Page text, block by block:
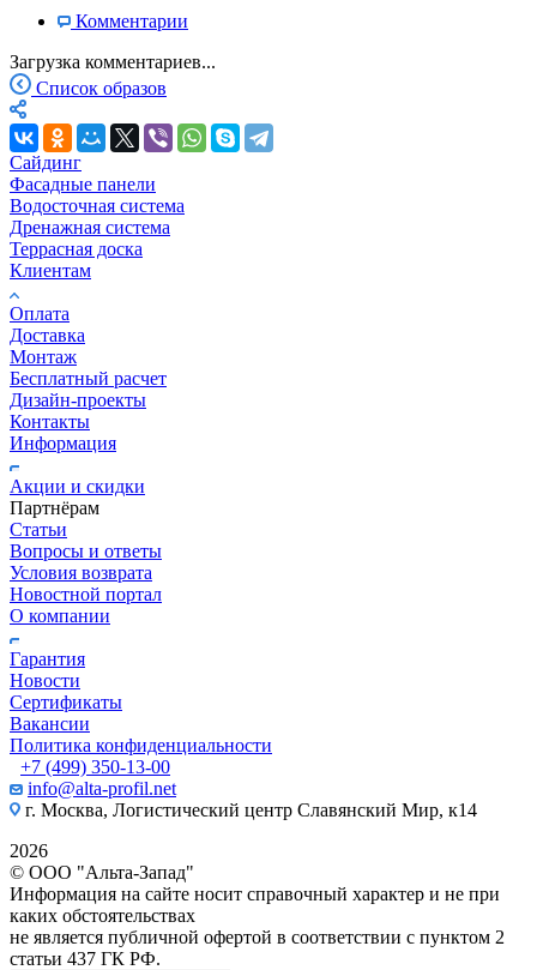
Комментарии
Загрузка комментариев...
Список образов
Сайдинг
Фасадные панели
Водосточная система
Дренажная система
Террасная доска
Клиентам
Оплата
Доставка
Монтаж
Бесплатный расчет
Дизайн-проекты
Контакты
Информация
Акции и скидки
Партнёрам
Статьи
Вопросы и ответы
Условия возврата
Новостной портал
О компании
Гарантия
Новости
Сертификаты
Вакансии
Политика конфиденциальности
+7 (499) 350-13-00
info@alta-profil.net
г. Москва, Логистический центр Славянский Мир, к14
2026
© ООО "Альта-Запад"
Информация на сайте носит справочный характер и не при
каких обстоятельствах
не является публичной офертой в соответствии с пунктом 2
статьи 437 ГК РФ.